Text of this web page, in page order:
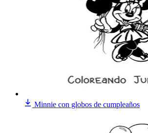
Minnie con globos de cumpleaños